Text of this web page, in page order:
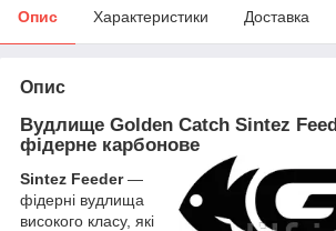
Опис Характеристики Доставка
Опис
Вудлище Golden Catch Sintez
фідерне карбонове
Sintez Feeder—
фідерні вудлища
високого класу, які